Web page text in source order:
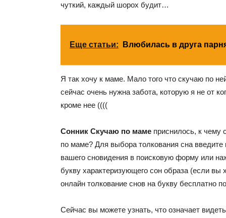
чуткий, каждый шорох будит…
Еще статьи: Влюбилась в друга
Я так хочу к маме. Мало того что скучаю по
сейчас очень нужна забота, которую я не от
кроме нее ((((
Сонник Скучаю по маме приснилось, к чему
по маме? Для выбора толкования сна введите
вашего сновидения в поисковую форму или
букву характеризующего сон образа (если вы
онлайн толкование снов на букву бесплатно
Сейчас вы можете узнать, что означает